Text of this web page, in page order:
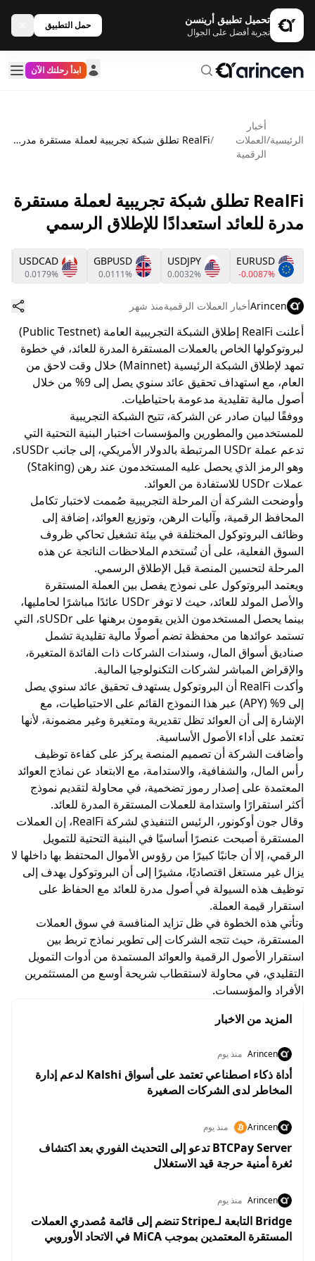
تحميل تطبيق أرينسن
تجربة أفضل على الجوال
حمل التطبيق
ابدأ رحلتك الآن
الرئيسية/
أخبار
العملات
الرقمية
/ RealFi تطلق شبكة تجريبية لعملة مستقرة مدرة للعائد استعدادًا للإطلاق الرسمي
RealFi تطلق شبكة تجريبية لعملة مستقرة
مدرة للعائد استعدادًا للإطلاق الرسمي
EURUSD
-0.0087%
USDJPY
0.0032%
GBPUSD
0.0111%
USDCAD
0.0179%
Arincenأخبار العملات الرقميةمنذ شهر
أعلنت RealFi إطلاق الشبكة التجريبية العامة (Public Testnet)
لبروتوكولها الخاص بالعملات المستقرة المدرة للعائد، في خطوة
تمهد لإطلاق الشبكة الرئيسية (Mainnet) خلال وقت لاحق من
العام، مع استهداف تحقيق عائد سنوي يصل إلى 9% من خلال
أصول مالية تقليدية مدعومة باحتياطيات.
ووفقًا لبيان صادر عن الشركة، تتيح الشبكة التجريبية
للمستخدمين والمطورين والمؤسسات اختبار البنية التحتية التي
تدعم عملة USDr المرتبطة بالدولار الأمريكي، إلى جانب sUSDr،
وهو الرمز الذي يحصل عليه المستخدمون عند رهن (Staking)
عملات USDr للاستفادة من العوائد.
وأوضحت الشركة أن المرحلة التجريبية صُممت لاختبار تكامل
المحافظ الرقمية، وآليات الرهن، وتوزيع العوائد، إضافة إلى
وظائف البروتوكول المختلفة في بيئة تشغيل تحاكي ظروف
السوق الفعلية، على أن تُستخدم الملاحظات الناتجة عن هذه
المرحلة لتحسين المنصة قبل الإطلاق الرسمي.
ويعتمد البروتوكول على نموذج يفصل بين العملة المستقرة
والأصل المولد للعائد، حيث لا توفر USDr عائدًا مباشرًا لحامليها،
بينما يحصل المستخدمون الذين يقومون برهنها على sUSDr، التي
تستمد عوائدها من محفظة تضم أصولًا مالية تقليدية تشمل
صناديق أسواق المال، وسندات الشركات ذات الفائدة المتغيرة،
والإقراض المباشر لشركات التكنولوجيا المالية.
وأكدت RealFi أن البروتوكول يستهدف تحقيق عائد سنوي يصل
إلى 9% (APY) عبر هذا النموذج القائم على الاحتياطيات، مع
الإشارة إلى أن العوائد تظل تقديرية ومتغيرة وغير مضمونة، لأنها
تعتمد على أداء الأصول الأساسية.
وأضافت الشركة أن تصميم المنصة يركز على كفاءة توظيف
رأس المال، والشفافية، والاستدامة، مع الابتعاد عن نماذج العوائد
المعتمدة على إصدار رموز تضخمية، في محاولة لتقديم نموذج
أكثر استقرارًا واستدامة للعملات المستقرة المدرة للعائد.
وقال جون أوكونور، الرئيس التنفيذي لشركة RealFi، إن العملات
المستقرة أصبحت عنصرًا أساسيًا في البنية التحتية للتمويل
الرقمي، إلا أن جانبًا كبيرًا من رؤوس الأموال المحتفظ بها داخلها لا
يزال غير مستغل اقتصاديًا، مشيرًا إلى أن البروتوكول يهدف إلى
توظيف هذه السيولة في أصول مدرة للعائد مع الحفاظ على
استقرار قيمة العملة.
وتأتي هذه الخطوة في ظل تزايد المنافسة في سوق العملات
المستقرة، حيث تتجه الشركات إلى تطوير نماذج تربط بين
استقرار الأصول الرقمية والعوائد المستمدة من أدوات التمويل
التقليدي، في محاولة لاستقطاب شريحة أوسع من المستثمرين
الأفراد والمؤسسات.
المزيد من الاخبار
Arincen منذ يوم
أداة ذكاء اصطناعي تعتمد على أسواق Kalshi لدعم إدارة
المخاطر لدى الشركات الصغيرة
Arincen منذ يوم
BTCPay Server تدعو إلى التحديث الفوري بعد اكتشاف
ثغرة أمنية حرجة قيد الاستغلال
Arincen منذ يوم
Bridge التابعة لـStripe تنضم إلى قائمة مُصدري العملات
المستقرة المعتمدين بموجب MiCA في الاتحاد الأوروبي